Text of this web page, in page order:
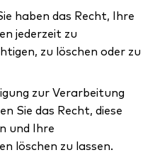
haben das Recht, Ihre
jederzeit zu
zu löschen oder zu
zur Verarbeitung
Sie das Recht, diese
und Ihre
löschen zu lassen.